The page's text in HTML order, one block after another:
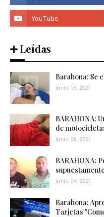
➕ Leídas
Barahona: Se
Junio 15, 2021
BARAHONA:
de
Junio 06, 2021
BARAHONA:
Junio 04, 2021
Barahona:
Tarjetas